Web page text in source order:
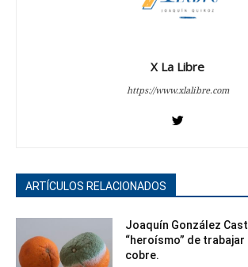
X La Libre
https://www.xlalibre.com
ARTÍCULOS RELACIONADOS
Joaquín González
“heroísmo” de
cobre.